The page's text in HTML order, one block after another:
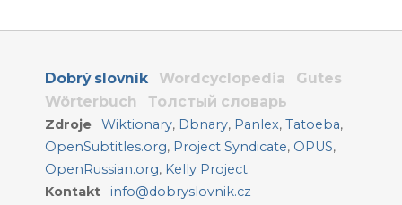
Dobrý slovník Wordcyclopedia
Gutes
Wörterbuch
Толстый словарь
Zdroje Wiktionary, Dbnary, Panlex,Tatoeba,
OpenSubtitles.org, Project Syndicate, OPUS,
OpenRussian.org, Kelly Project
Kontakt
info@dobryslovnik.cz